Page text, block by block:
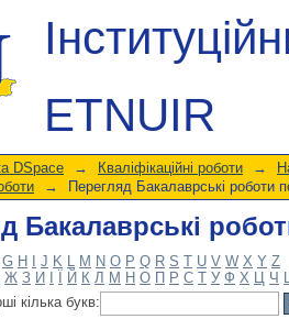
ETNUIR
Бакалаврські
DSpace → Кваліфікаційні роботи →
→ Перегляд Бакалаврські роботи
Бакалаврські
G H J K L M N O P Q R S T U V W X Y Z
Ж З И Й К Л М Н О П Р С Т У Ф Х Ц Ч
кілька букв: